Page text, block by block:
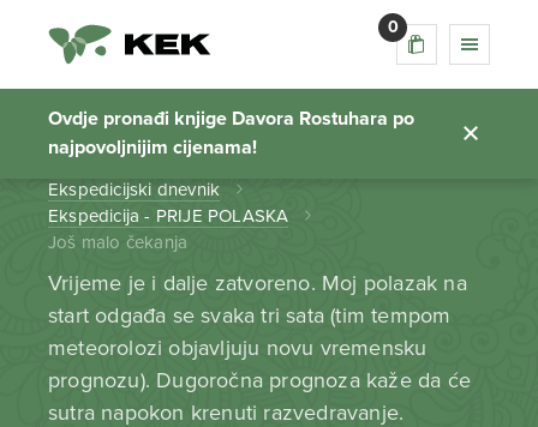
0
Ovdje pronađi knjige Davora Rostuhara po
najpovoljnijim cijenama!
Još malo čekanja
Početna stranica
Ekspedicijski dnevnik
Ekspedicija - PRIJE POLASKA
Još malo čekanja
Vrijeme je i dalje zatvoreno. Moj polazak na
start odgađa se svaka tri sata (tim tempom
meteorolozi objavljuju novu vremensku
prognozu). Dugoročna prognoza kaže da će
sutra napokon krenuti razvedravanje.